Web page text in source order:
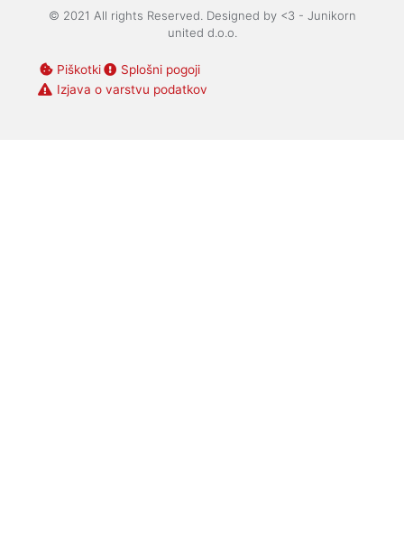
-
f
© 2021 All rights Reserved. Designed by <3 - Junikorn
united d.o.o.
Piškotki
Splošni pogoji
Izjava o varstvu podatkov